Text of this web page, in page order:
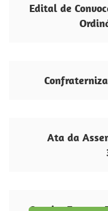
Edital de
Ata da